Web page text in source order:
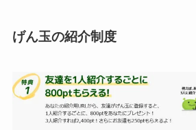
げん玉の紹介制度